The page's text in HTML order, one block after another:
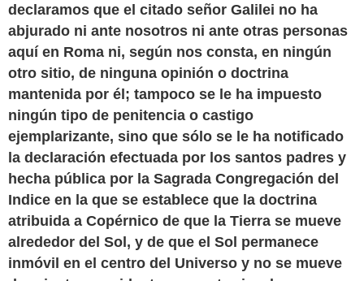
declaramos que el citado señor Galilei no ha
abjurado ni ante nosotros ni ante otras personas
aquí en Roma ni, según nos consta, en ningún
otro sitio, de ninguna opinión o doctrina
mantenida por él; tampoco se le ha impuesto
ningún tipo de penitencia o castigo
ejemplarizante, sino que sólo se le ha notificado
la declaración efectuada por los santos padres y
hecha pública por la Sagrada Congregación del
Indice en la que se establece que la doctrina
atribuida a Copérnico de que la Tierra se mueve
alrededor del Sol, y de que el Sol permanece
inmóvil en el centro del Universo y no se mueve